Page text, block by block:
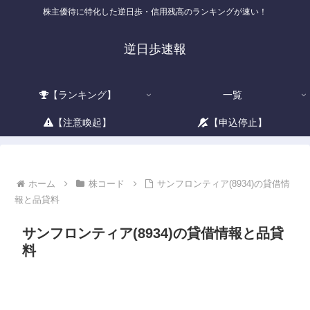
株主優待に特化した逆日歩・信用残高のランキングが速い！
逆日歩速報
【ランキング】 一覧
【注意喚起】 【申込停止】
ホーム 株コード
サンフロンティア(8934)の貸借情
報と品貸料
サンフロンティア(8934)の貸借情報と品貸
料